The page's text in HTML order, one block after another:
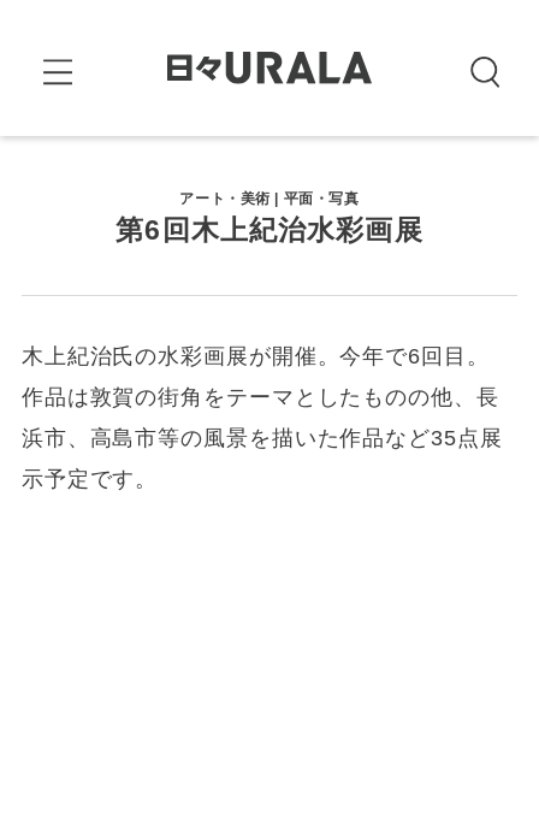
アート・美術 | 平面・写真
第6回木上紀治水彩画展
木上紀治氏の水彩画展が開催。今年で6回目。
作品は敦賀の街角をテーマとしたものの他、長
浜市、高島市等の風景を描いた作品など35点展
示予定です。